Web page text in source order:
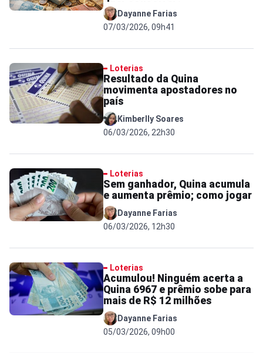
Dayanne Farias
07/03/2026, 09h41
Loterias
Resultado da Quina
movimenta apostadores no
país
Kimberlly Soares
06/03/2026, 22h30
Loterias
Sem ganhador, Quina acumula
e aumenta prêmio; como jogar
Dayanne Farias
06/03/2026, 12h30
Loterias
Acumulou! Ninguém acerta a
Quina 6967 e prêmio sobe para
mais de R$ 12 milhões
Dayanne Farias
05/03/2026, 09h00